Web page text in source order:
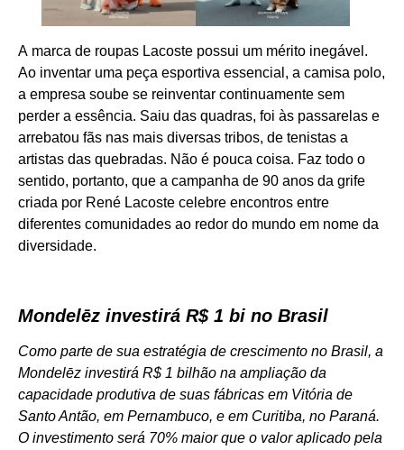
A marca de roupas Lacoste possui um mérito inegável.
Ao inventar uma peça esportiva essencial, a camisa polo,
a empresa soube se reinventar continuamente sem
perder a essência. Saiu das quadras, foi às passarelas e
arrebatou fãs nas mais diversas tribos, de tenistas a
artistas das quebradas. Não é pouca coisa. Faz todo o
sentido, portanto, que a campanha de 90 anos da grife
criada por René Lacoste celebre encontros entre
diferentes comunidades ao redor do mundo em nome da
diversidade.
Mondelēz investirá R$ 1 bi no Brasil
Como parte de sua estratégia de crescimento no Brasil, a
Mondelēz investirá R$ 1 bilhão na ampliação da
capacidade produtiva de suas fábricas em Vitória de
Santo Antão, em Pernambuco, e em Curitiba, no Paraná.
O investimento será 70% maior que o valor aplicado pela